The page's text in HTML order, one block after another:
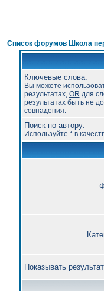
Список форумов Школа
Ключевые слова:
Вы можете
результатах, OR для
результатах быть не
совпадения.
Поиск по автору:
Используйте * в
Показывать